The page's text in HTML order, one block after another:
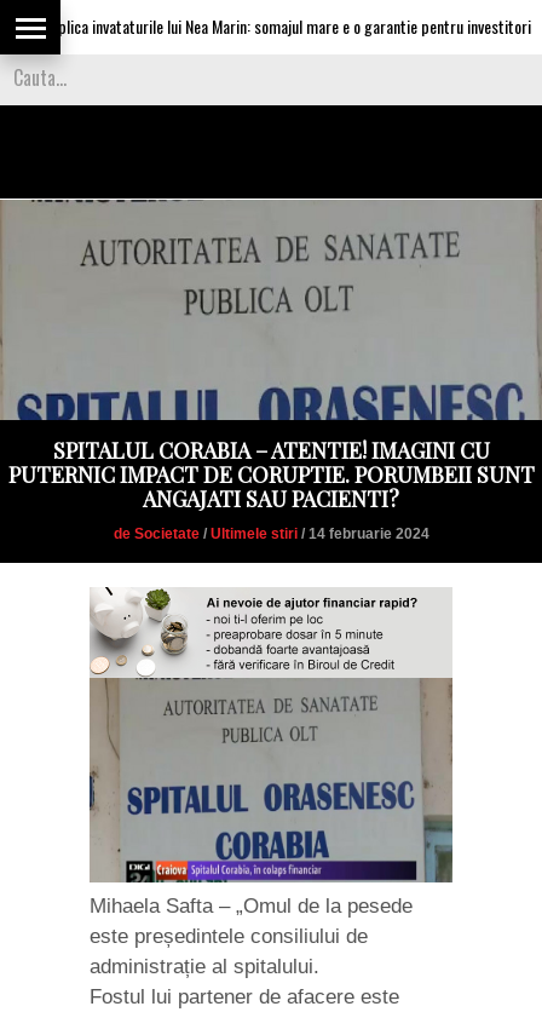
aplica invataturile lui Nea Marin: somajul mare e o garantie pentru investitori
SPITALUL CORABIA – ATENTIE! IMAGINI CU
PUTERNIC IMPACT DE CORUPTIE. PORUMBEII SUNT
ANGAJATI SAU PACIENTI?
de Societate/ Ultimele stiri/ 14 februarie 2024
Mihaela Safta – „Omul de la pesede
este președintele consiliului de
administrație al spitalului.
Fostul lui partener de afacere este